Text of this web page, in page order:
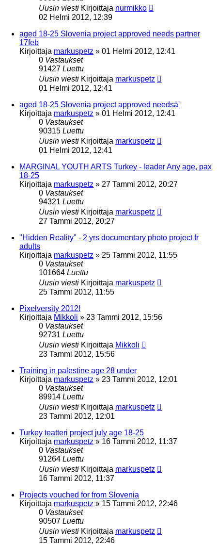
Uusin viesti Kirjoittaja nurmikko
02 Helmi 2012, 12:39
aged 18-25 Slovenia project approved needs partner
17feb
Kirjoittaja markuspetz » 01 Helmi 2012, 12:41
0 Vastaukset
91427 Luettu
Uusin viesti Kirjoittaja markuspetz
01 Helmi 2012, 12:41
aged 18-25 Slovenia project approved needsä'
Kirjoittaja markuspetz » 01 Helmi 2012, 12:41
0 Vastaukset
90315 Luettu
Uusin viesti Kirjoittaja markuspetz
01 Helmi 2012, 12:41
MARGINAL YOUTH ARTS Turkey - leader Any age, pax
18-25
Kirjoittaja markuspetz » 27 Tammi 2012, 20:27
0 Vastaukset
94321 Luettu
Uusin viesti Kirjoittaja markuspetz
27 Tammi 2012, 20:27
"Hidden Reality" - 2 yrs documentary photo project fr
adults
Kirjoittaja markuspetz » 25 Tammi 2012, 11:55
0 Vastaukset
101664 Luettu
Uusin viesti Kirjoittaja markuspetz
25 Tammi 2012, 11:55
Pixelversity 2012!
Kirjoittaja Mikkoli » 23 Tammi 2012, 15:56
0 Vastaukset
92731 Luettu
Uusin viesti Kirjoittaja Mikkoli
23 Tammi 2012, 15:56
Training in palestine age 28 under
Kirjoittaja markuspetz » 23 Tammi 2012, 12:01
0 Vastaukset
89914 Luettu
Uusin viesti Kirjoittaja markuspetz
23 Tammi 2012, 12:01
Turkey teatteri project july age 18-25
Kirjoittaja markuspetz » 16 Tammi 2012, 11:37
0 Vastaukset
91264 Luettu
Uusin viesti Kirjoittaja markuspetz
16 Tammi 2012, 11:37
Projects vouched for from Slovenia
Kirjoittaja markuspetz » 15 Tammi 2012, 22:46
0 Vastaukset
90507 Luettu
Uusin viesti Kirjoittaja markuspetz
15 Tammi 2012, 22:46